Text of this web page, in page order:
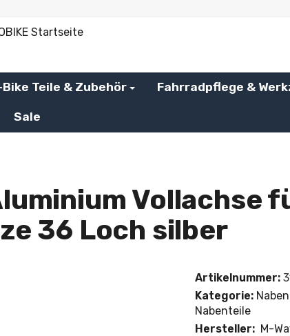
Bike Teile & Zubehör Fahrradpflege &
Sale
Vollachse
36 Loch silber
Artikelnummer:
Kategorie: Naben
Nabenteile
Hersteller: M-